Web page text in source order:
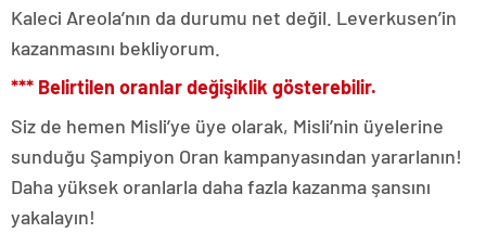
Kaleci Areola’nın da durumu net değil. Leverkusen’in
kazanmasını bekliyorum.
*** Belirtilen oranlar değişiklik gösterebilir.
Siz de hemen Misli’ye üye olarak, Misli’nin üyelerine
sunduğu Şampiyon Oran kampanyasından yararlanın!
Daha yüksek oranlarla daha fazla kazanma şansını
yakalayın!